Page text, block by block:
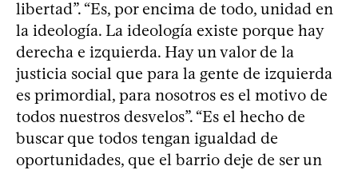
libertad”. “Es, por encima de todo, unidad en
la ideología. La ideología existe porque hay
derecha e izquierda. Hay un valor de la
justicia social que para la gente de izquierda
es primordial, para nosotros es el motivo de
todos nuestros desvelos”. “Es el hecho de
buscar que todos tengan igualdad de
oportunidades, que el barrio deje de ser un